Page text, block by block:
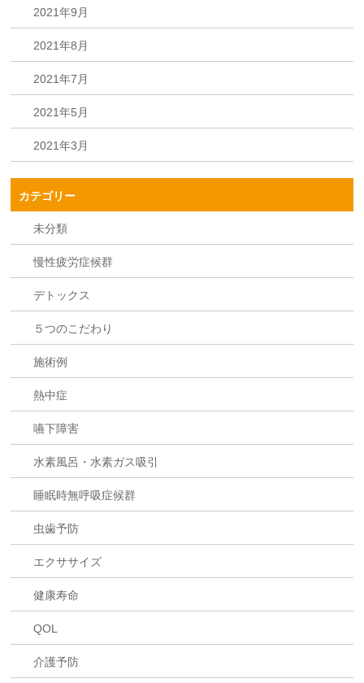
2021年9月
2021年8月
2021年7月
2021年5月
2021年3月
カテゴリー
未分類
慢性疲労症候群
デトックス
５つのこだわり
施術例
熱中症
嚥下障害
水素風呂・水素ガス吸引
睡眠時無呼吸症候群
虫歯予防
エクササイズ
健康寿命
QOL
介護予防